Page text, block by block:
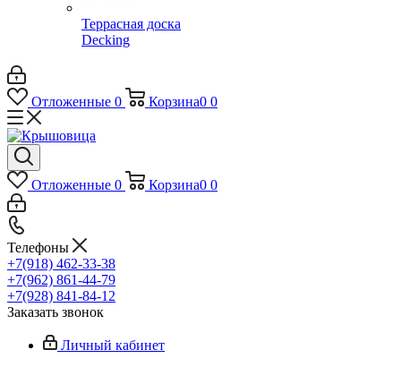
Террасная доска
Decking
Отложенные 0 Корзина0 0
Отложенные 0 Корзина0 0
Телефоны
+7(918) 462-33-38
+7(962) 861-44-79
+7(928) 841-84-12
Заказать звонок
Личный кабинет